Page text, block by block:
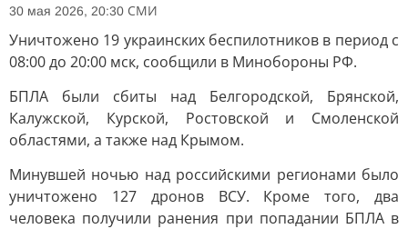
30 мая 2026, 20:30 СМИ
Уничтожено 19 украинских беспилотников в период с
08:00 до 20:00 мск, сообщили в Минобороны РФ.
БПЛА были сбиты над Белгородской, Брянской,
Калужской, Курской, Ростовской и Смоленской
областями, а также над Крымом.
Минувшей ночью над российскими регионами было
уничтожено 127 дронов ВСУ. Кроме того, два
человека получили ранения при попадании БПЛА в